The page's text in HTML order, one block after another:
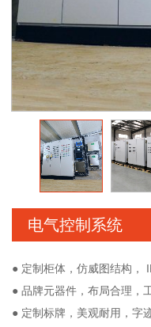
电气控制系统
● 定制柜体，仿威图结构，
● 品牌元器件，布局合理，
● 定制标牌，美观耐用，字